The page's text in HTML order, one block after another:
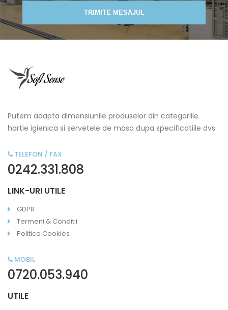
TRIMITE MESAJUL
Putem adapta dimensiunile produselor din categoriile
hartie igienica si servetele de masa dupa specificatiile dvs.
TELEFON / FAX
0242.331.808
LINK-URI UTILE
GDPR
Termeni & Conditii
Politica Cookies
MOBIL
0720.053.940
UTILE